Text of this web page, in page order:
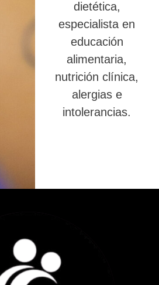
dietética,
especialista en
educación
alimentaria,
nutrición clínica,
alergias e
intolerancias.